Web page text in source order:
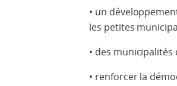
• un
les petites
• des
• renforcer la